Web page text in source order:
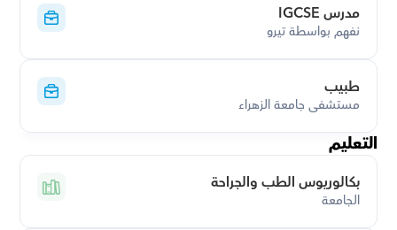
مدرس IGCSE
نفهم بواسطة تيرو
طبيب
مستشفى جامعة الزهراء
التعليم
بكالوريوس الطب والجراحة
الجامعة